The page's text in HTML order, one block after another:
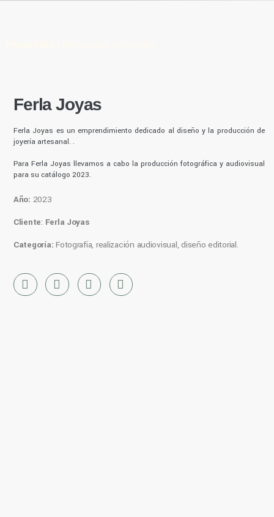
Ferla Joyas
Ferla Joyas es un emprendimiento dedicado al diseño y la producción de
joyería artesanal. .
Para Ferla Joyas llevamos a cabo la producción fotográfica y audiovisual
para su catálogo 2023.
Año: 2023
Cliente: Ferla Joyas
Categoría: Fotografía, realización audiovisual, diseño editorial.